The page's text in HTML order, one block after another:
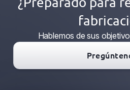
Hablemos de sus